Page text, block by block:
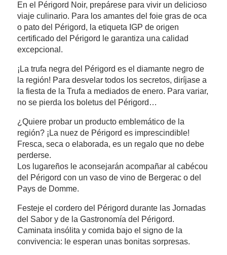
En el Périgord Noir, prepárese para vivir un delicioso
viaje culinario. Para los amantes del foie gras de oca
o pato del Périgord, la etiqueta IGP de origen
certificado del Périgord le garantiza una calidad
excepcional.
¡La trufa negra del Périgord es el diamante negro de
la región! Para desvelar todos los secretos, diríjase a
la fiesta de la Trufa a mediados de enero. Para variar,
no se pierda los boletus del Périgord…
¿Quiere probar un producto emblemático de la
región? ¡La nuez de Périgord es imprescindible!
Fresca, seca o elaborada, es un regalo que no debe
perderse.
Los lugareños le aconsejarán acompañar al cabécou
del Périgord con un vaso de vino de Bergerac o del
Pays de Domme.
Festeje el cordero del Périgord durante las Jornadas
del Sabor y de la Gastronomía del Périgord.
Caminata insólita y comida bajo el signo de la
convivencia: le esperan unas bonitas sorpresas.